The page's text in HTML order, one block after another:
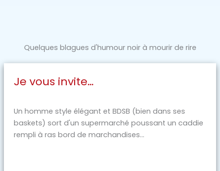
Quelques blagues d'humour noir à mourir de rire
Je vous invite…
Un homme style élégant et BDSB (bien dans ses
baskets) sort d'un supermarché poussant un caddie
rempli à ras bord de marchandises...